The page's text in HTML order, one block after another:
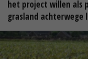
het project willen als
grasland achterwege